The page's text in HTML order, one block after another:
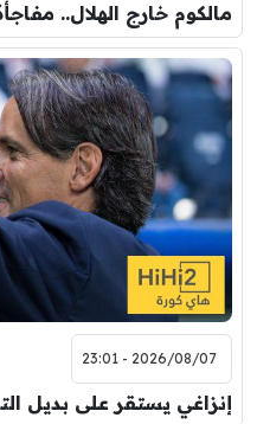
مالكوم خارج الهلال..
2026/08/07 - 23:01
إنزاغي يستقر على بديل